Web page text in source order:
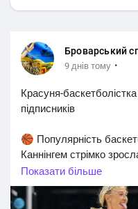
Броварський
9 днів тому ·
Красуня-
підписників
🏀 Популярність
Каннінгем стрімко
📈 За даними
американка отримала
Показати більше